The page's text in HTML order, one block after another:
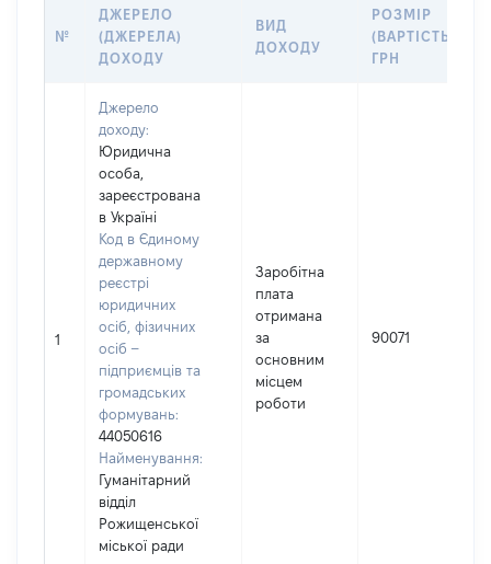
№
ДЖЕРЕЛО
(ДЖЕРЕЛА)
ДОХОДУ
ВИД
ДОХОДУ
РОЗМІР
(ВАРТІСТЬ),
ГРН
1
Джерело
доходу:
Юридична
особа,
зареєстрована
в Україні
Код в Єдиному
державному
реєстрі
юридичних
осіб, фізичних
осіб –
підприємців та
громадських
формувань:
44050616
Найменування:
Гуманітарний
відділ
Рожищенської
міської ради
Заробітна
плата
отримана
за
основним
місцем
роботи
90071